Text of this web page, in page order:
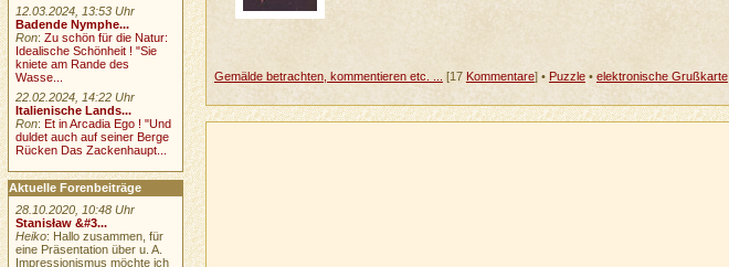
Gemälde betrachten, kommentieren etc. ...
[17 Kommentare] • Puzzle• elektronische Grußkarte
12.03.2024, 13:53 Uhr
Badende Nymphe...
Ron:Zu schön für die Natur:
Idealische Schönheit ! "Sie
kniete am Rande des
Wasse...
22.02.2024, 14:22 Uhr
Italienische Lands...
Ron:Et in Arcadia Ego ! "Und
duldet auch auf seiner Berge
Rücken Das Zackenhaupt...
Aktuelle Forenbeiträge
28.10.2020, 10:48 Uhr
Stanisław &#3...
Heiko: Hallo zusammen, für
eine Präsentation über u. A.
Impressionismus möchte ich